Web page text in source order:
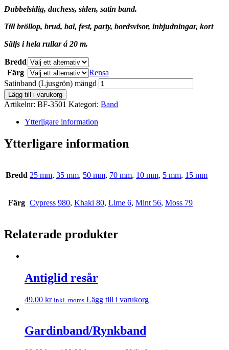
Dubbelsidig, duchess, siden, satin band.
Till bröllop, brud, bal, fest, party, bordsvisor, inbjudningar, kort
Säljs i hela rullar á 20 m.
Bredd
Färg
Rensa
Satinband (Ljusgrön) mängd
Lägg till i varukorg
Artikelnr: BF-3501 Kategori: Band
Ytterligare information
Ytterligare information
Bredd 25 mm, 35 mm, 50 mm, 70 mm, 10 mm, 5 mm, 15 mm
Färg Cypress 980, Khaki 80, Lime 6, Mint 56, Moss 79
Relaterade produkter
Antiglid resår
49.00 kr inkl. moms Lägg till i varukorg
Gardinband/Rynkband